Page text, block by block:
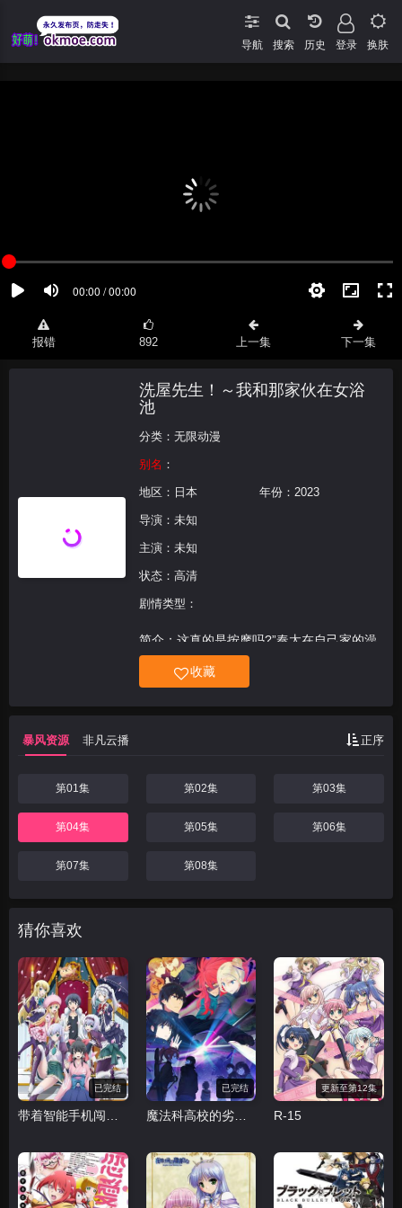
导航 搜索 登录 换肤
报错 892 上一集 下一集
洗屋先生！～我和那家伙在女浴
池
分类： 无限动漫
别名 ：
地区： 日本 年份： 2023
导演：未知
主演：未知
状态：高清
剧情类型：
简介：这真的是按摩吗?”奏太在自己家的澡
堂里做了兼职做工人，隐瞒真身并给同年级
的少女葵背后冲去。我每天都从仇恨中进行
近似性骚扰的瘦身按摩，事实上却发现葵对
收藏
暴风资源 非凡云播 正序
第01集 第02集 第03集
第04集 第05集 第06集
第07集 第08集
猜你喜欢
已完结 已完结
魔法科高校的劣等生 来访者篇
更新至第12集
R-15